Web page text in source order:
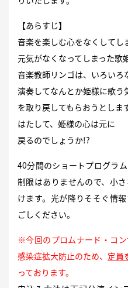
【あらすじ】
音楽を楽しむ心をなくしてし
元気がなくなってしまった歌
音楽教師リンゴは、いろいろ
演奏してなんとか姫様に歌う
を取り戻してもらおうとしま
はたして、姫様の心は元に
戻るのでしょうか!?
40分間のショートプログラ
制限はありませんので、小
けます。光が降りそそぐ情
ごしください。
※今回のプロムナード・コ
感染症拡大防止のため、 定員
っております。